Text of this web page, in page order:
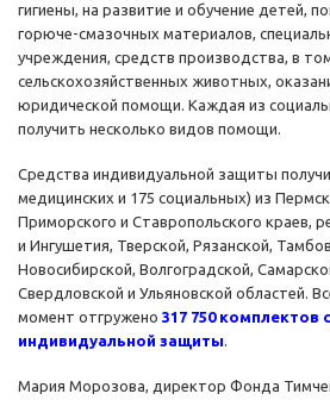
гигиены, на развитие и обучение детей,
горюче-смазочных материалов,
учреждения, средств производства, в
сельскохозяйственных животных,
юридической помощи. Каждая из
получить несколько видов помощи.
Средства индивидуальной защиты
медицинских и 175 социальных) из
Приморского и Ставропольского краев,
и Ингушетия, Тверской, Рязанской,
Новосибирской, Волгоградской,
Свердловской и Ульяновской областей.
момент отгружено 317 750 комплектов
индивидуальной защиты.
Мария Морозова, директор Фонда